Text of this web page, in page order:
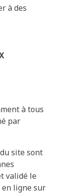
à des
à tous
par
site sont
validé le
ligne sur